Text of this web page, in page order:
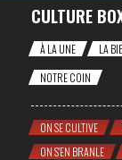
CULTURE
À LA UNE LA
NOTRE COIN
ON SE CULTIVE
ON S'EN BRANLE